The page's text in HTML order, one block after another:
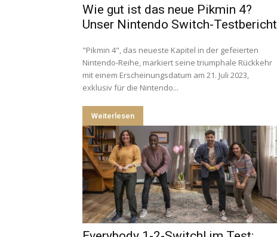
Wie gut ist das neue Pikmin 4?
Unser Nintendo Switch-Testbericht
"Pikmin 4", das neueste Kapitel in der gefeierten
Nintendo-Reihe, markiert seine triumphale Rückkehr
mit einem Erscheinungsdatum am 21. Juli 2023,
exklusiv für die Nintendo...
Weiterlesen